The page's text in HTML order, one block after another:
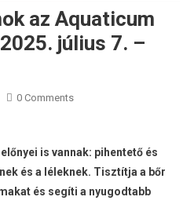
az Aquaticum
július 7. –
0 Comments
is vannak: pihentető és
és a léleknek. Tisztítja a bőr
és segíti a nyugodtabb